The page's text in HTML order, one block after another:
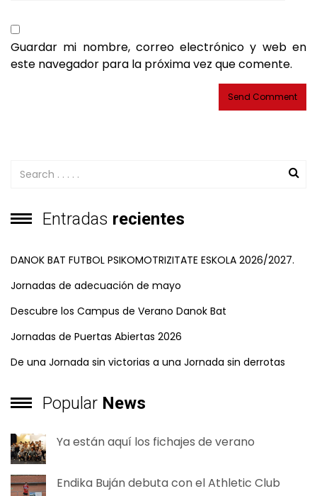
Guardar mi nombre, correo electrónico y web en
este navegador para la próxima vez que comente.
Entradas recientes
DANOK BAT FUTBOL PSIKOMOTRIZITATE ESKOLA 2026/2027.
Jornadas de adecuación de mayo
Descubre los Campus de Verano Danok Bat
Jornadas de Puertas Abiertas 2026
De una Jornada sin victorias a una Jornada sin derrotas
Popular News
Ya están aquí los fichajes de verano
Endika Buján debuta con el Athletic Club